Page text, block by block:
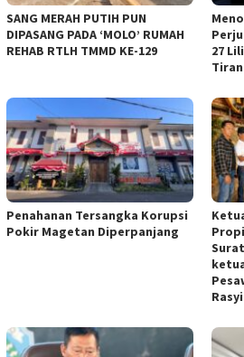
SANG MERAH PUTIH PUN
DIPASANG PADA ‘MOLO’ RUMAH
REHAB RTLH TMMD KE-129
27
Penahanan Tersangka Korupsi
Pokir Magetan Diperpanjang